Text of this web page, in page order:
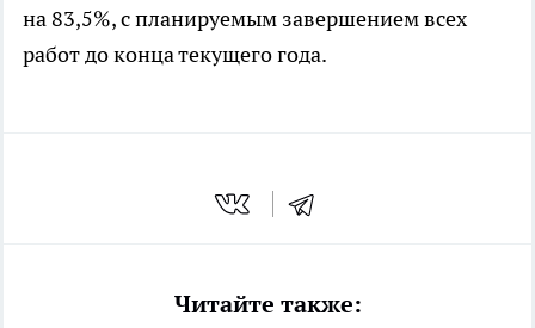
на 83,5%, с планируемым завершением всех
работ до конца текущего года.
Читайте также: